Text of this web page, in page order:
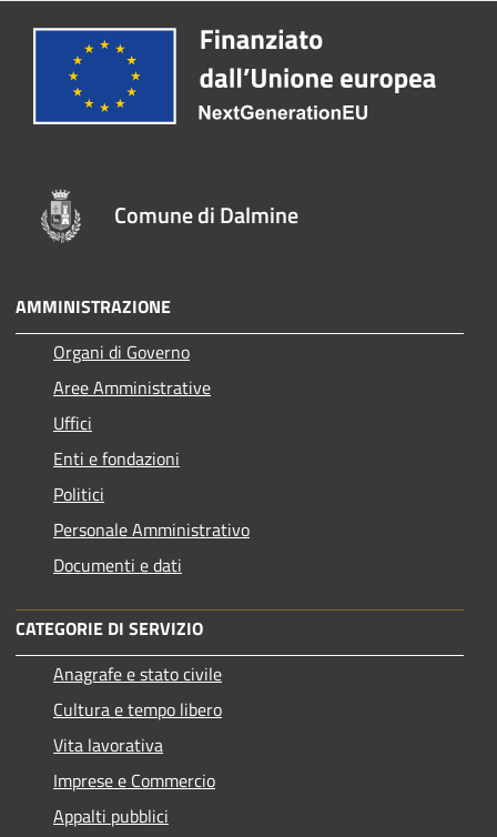
Comune di Dalmine
AMMINISTRAZIONE
Organi di Governo
Aree Amministrative
Uffici
Enti e fondazioni
Politici
Personale Amministrativo
Documenti e dati
CATEGORIE DI SERVIZIO
Anagrafe e stato civile
Cultura e tempo libero
Vita lavorativa
Imprese e Commercio
Appalti pubblici